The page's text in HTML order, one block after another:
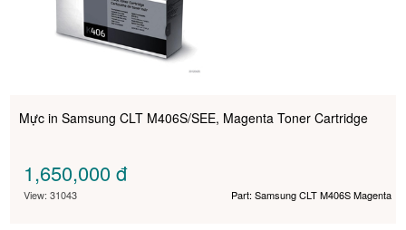
Mực in Samsung CLT M406S/SEE, Magenta Toner Cartridge
1,650,000đ
View: 31043 Part: Samsung CLT M406S Magenta